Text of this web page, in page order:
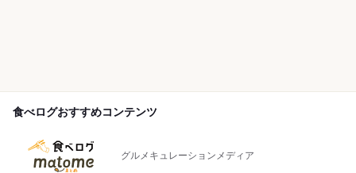
食べログおすすめコンテンツ
グルメキュレーションメディア